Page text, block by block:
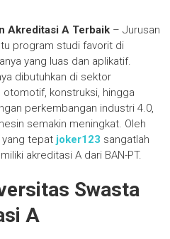
Akreditasi A Terbaik– Jurusan
program studi favorit di
yang luas dan aplikatif.
dibutuhkan di sektor
konstruksi, hingga
perkembangan industri 4.0,
semakin meningkat. Oleh
yang tepat joker123 sangatlah
akreditasi A dari BAN-PT.
Swasta
A